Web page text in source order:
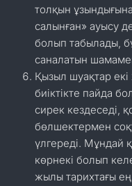
толқын
салынған» ауысу
болып табылады,
саналатын
Қызыл шуақтар
биіктікте пайда
сирек кездеседі,
бөлшектермен
үлгереді. Мұндай
көрнекі болып
жылы тарихтағы